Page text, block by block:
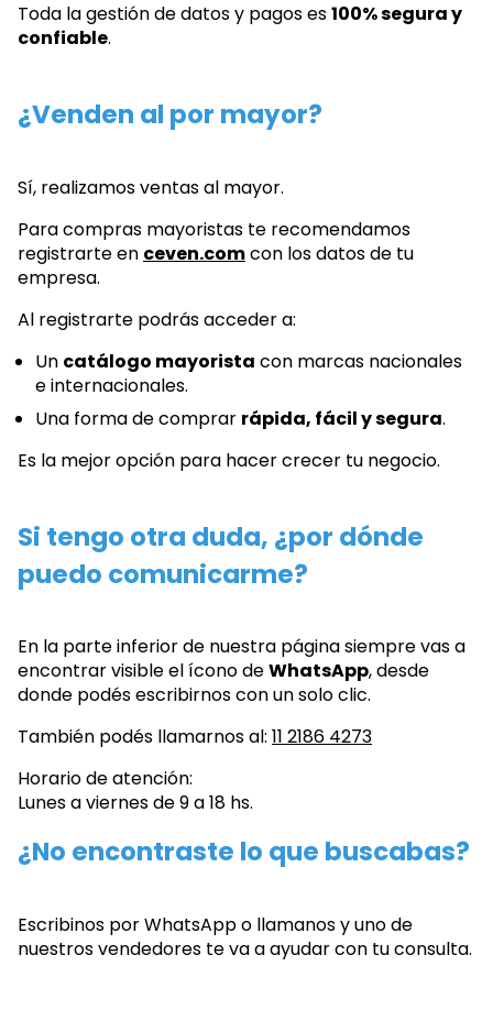
Toda la gestión de datos y pagos es100% segura y
confiable.
¿Venden al por mayor?
Sí, realizamos ventas al mayor.
Para compras mayoristas te recomendamos
registrarte en ceven.comcon los datos de tu
empresa.
Al registrarte podrás acceder a:
Un catálogo mayorista con marcas nacionales
e internacionales.
Una forma de comprar rápida, fácil y segura.
Es la mejor opción para hacer crecer tu negocio.
Si tengo otra duda, ¿por dónde
puedo comunicarme?
En la parte inferior de nuestra página siempre vas a
encontrar visible el ícono deWhatsApp, desde
donde podés escribirnos con un solo clic.
También podés llamarnos al: 11 2186 4273
Horario de atención:
Lunes a viernes de 9 a 18 hs.
¿No encontraste lo que buscabas?
Escribinos por WhatsApp o llamanos y uno de
nuestros vendedores te va a ayudar con tu consulta.